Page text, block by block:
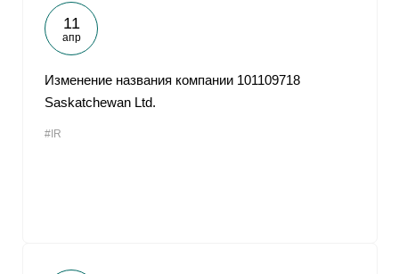
11
апр
Изменение названия компании 101109718
Saskatchewan Ltd.
#IR